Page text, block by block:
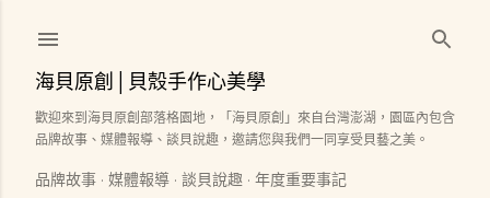
海貝原創│貝殼手作心美學
歡迎來到海貝原創部落格園地，「海貝原創」來自台灣澎湖，園區內包含
品牌故事、媒體報導、談貝說趣，邀請您與我們一同享受貝藝之美。
品牌故事 媒體報導 談貝說趣 年度重要事記